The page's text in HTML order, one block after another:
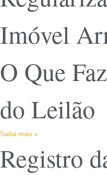
Imóvel
O Que
do Leilão
Saiba mais »
Registro